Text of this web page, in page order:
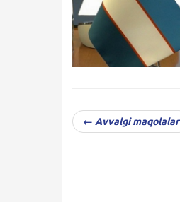
← Avvalgi maqolalar